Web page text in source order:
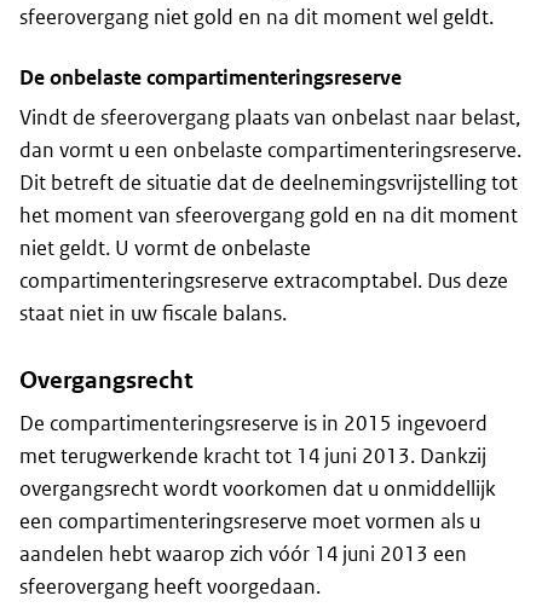
sfeerovergang niet gold en na dit moment wel geldt.
De onbelaste compartimenteringsreserve
Vindt de sfeerovergang plaats van onbelast naar belast,
dan vormt u een onbelaste compartimenteringsreserve.
Dit betreft de situatie dat de deelnemingsvrijstelling tot
het moment van sfeerovergang gold en na dit moment
niet geldt. U vormt de onbelaste
compartimenteringsreserve extracomptabel. Dus deze
staat niet in uw fiscale balans.
Overgangsrecht
De compartimenteringsreserve is in 2015 ingevoerd
met terugwerkende kracht tot 14 juni 2013. Dankzij
overgangsrecht wordt voorkomen dat u onmiddellijk
een compartimenteringsreserve moet vormen als u
aandelen hebt waarop zich vóór 14 juni 2013 een
sfeerovergang heeft voorgedaan.